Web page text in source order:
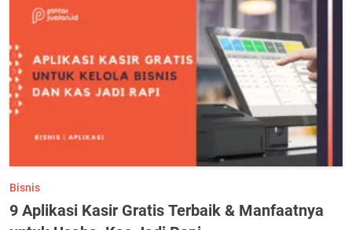
Bisnis
9 Aplikasi Kasir Gratis Terbaik & Manfaatnya